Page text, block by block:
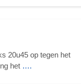
20u45 op tegen het
het ….